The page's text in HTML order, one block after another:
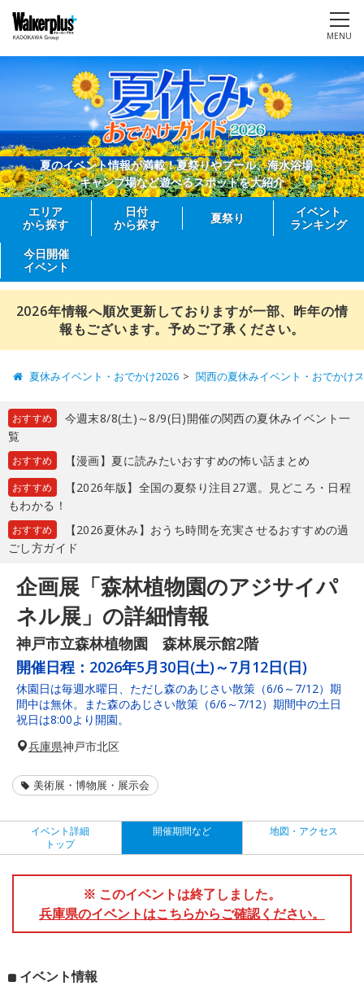
MENU
夏のイベント情報が満載！夏祭りやプール、海水浴場、
キャンプ場など遊べるスポットを大紹介
エリア
から探す
日付
から探す
夏祭り
イベント
ランキング
今日開催
イベント
2026年情報へ順次更新しておりますが一部、昨年の情
報もございます。予めご了承ください。
夏休みイベント・おでかけ2026 関西の夏休みイベント・おでかけ
おすすめ
今週末8/8(土)～8/9(日)開催の関西の夏休みイベント一
覧
おすすめ 【漫画】夏に読みたいおすすめの怖い話まとめ
おすすめ
【2026年版】全国の夏祭り注目27選。見どころ・日程
もわかる！
おすすめ
【2026夏休み】おうち時間を充実させるおすすめの過
ごし方ガイド
企画展「森林植物園のアジサイパ
ネル展」の詳細情報
神戸市立森林植物園 森林展示館2階
開催日程： 2026年5月30日(土)～7月12日(日)
休園日は毎週水曜日、ただし森のあじさい散策（6/6～7/12）期
間中は無休。また森のあじさい散策（6/6～7/12）期間中の土日
祝日は8:00より開園。
兵庫県神戸市北区
美術展・博物展・展示会
イベント詳細
トップ
開催期間など 地図・アクセス
※ このイベントは終了しました。
兵庫県のイベントはこちらからご確認ください。
イベント情報